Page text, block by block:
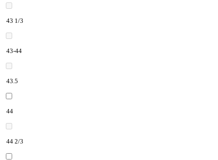
43 1/3
43-44
43.5
44
44 2/3